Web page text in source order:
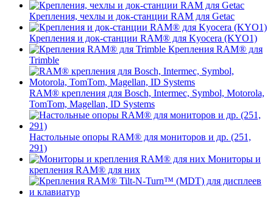
Крепления, чехлы и док-станции RAM для Getac
Крепления и док-станции RAM® для Kyocera (KYO1)
Крепления RAM® для
Trimble
RAM® крепления для Bosch, Intermec, Symbol, Motorola,
TomTom, Magellan, ID Systems
Настольные опоры RAM® для мониторов и др. (251,
291)
Мониторы и
крепления RAM® для них